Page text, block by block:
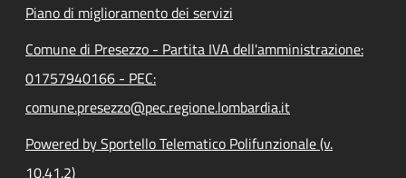
Piano di miglioramento dei servizi
Comune di Presezzo - Partita IVA dell'amministrazione:
01757940166 - PEC:
comune.presezzo@pec.regione.lombardia.it
Powered by Sportello Telematico Polifunzionale (v.
10.41.2)